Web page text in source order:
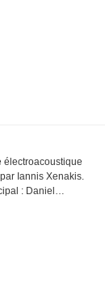
électroacoustique
Iannis Xenakis.
: Daniel…